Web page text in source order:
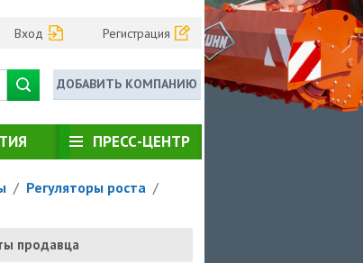
Вход Регистрация
ДОБАВИТЬ КОМПАНИЮ
ПРЕСС-ЦЕНТР
/ Регуляторы роста /
продавца